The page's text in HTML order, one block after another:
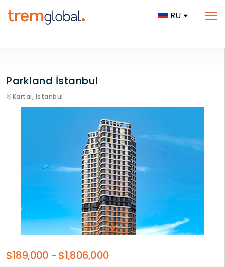
RU
Parkland İstanbul
Kartal, Istanbul
$189,000 - $1,806,000